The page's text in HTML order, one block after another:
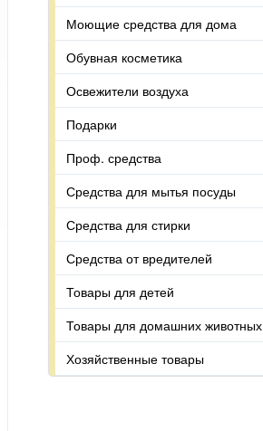
Моющие средства для дома
Обувная косметика
Освежители воздуха
Подарки
Проф. средства
Средства для мытья посуды
Средства для стирки
Средства от вредителей
Товары для детей
Товары для домашних животных
Хозяйственные товары